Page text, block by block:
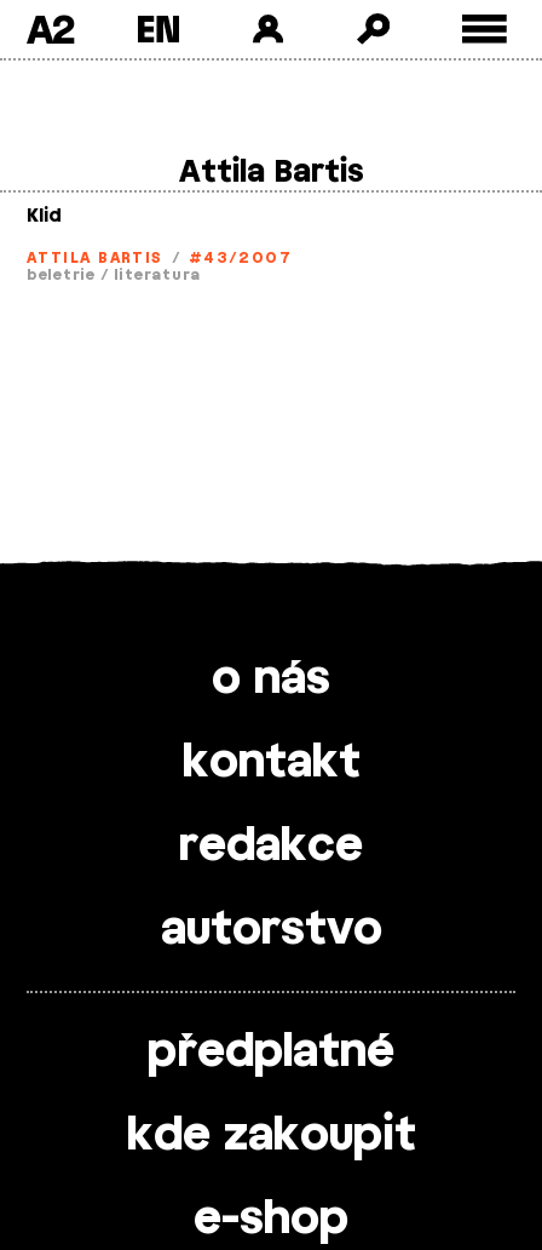
A2
Attila Bartis
Klid
ATTILA BARTIS / #43/2007
beletrie / literatura
o nás
kontakt
redakce
autorstvo
předplatné
kde zakoupit
e-shop